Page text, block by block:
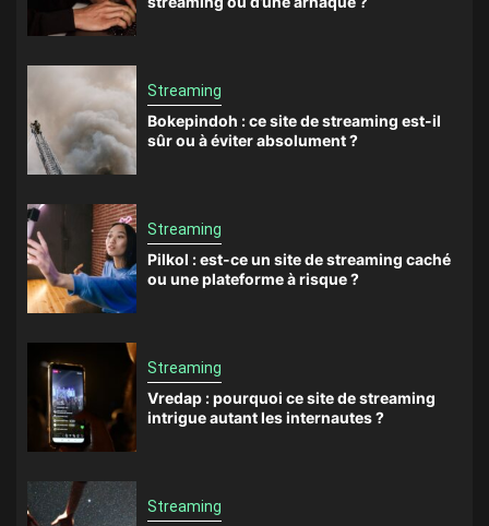
Streaming
Bokepindoh : ce site de streaming est-il
sûr ou à éviter absolument ?
Streaming
Pilkol : est-ce un site de streaming caché
ou une plateforme à risque ?
Streaming
Vredap : pourquoi ce site de streaming
intrigue autant les internautes ?
Streaming